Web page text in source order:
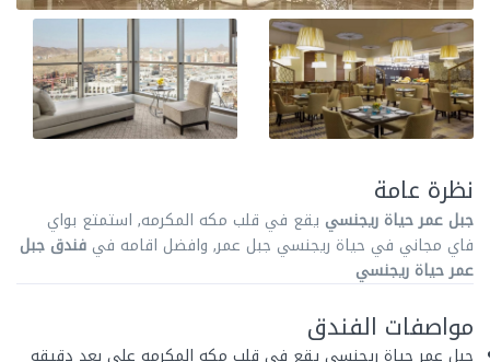
نظرة عامة
جبل عمر حياة ريجنسي يقع في قلب مكه المكرمه, استمتع بواي
فاي مجاني في حياة ريجنسي جبل عمر, وافضل اقامه في فندق جبل
عمر حياة ريجنسي
مواصفات الفندق